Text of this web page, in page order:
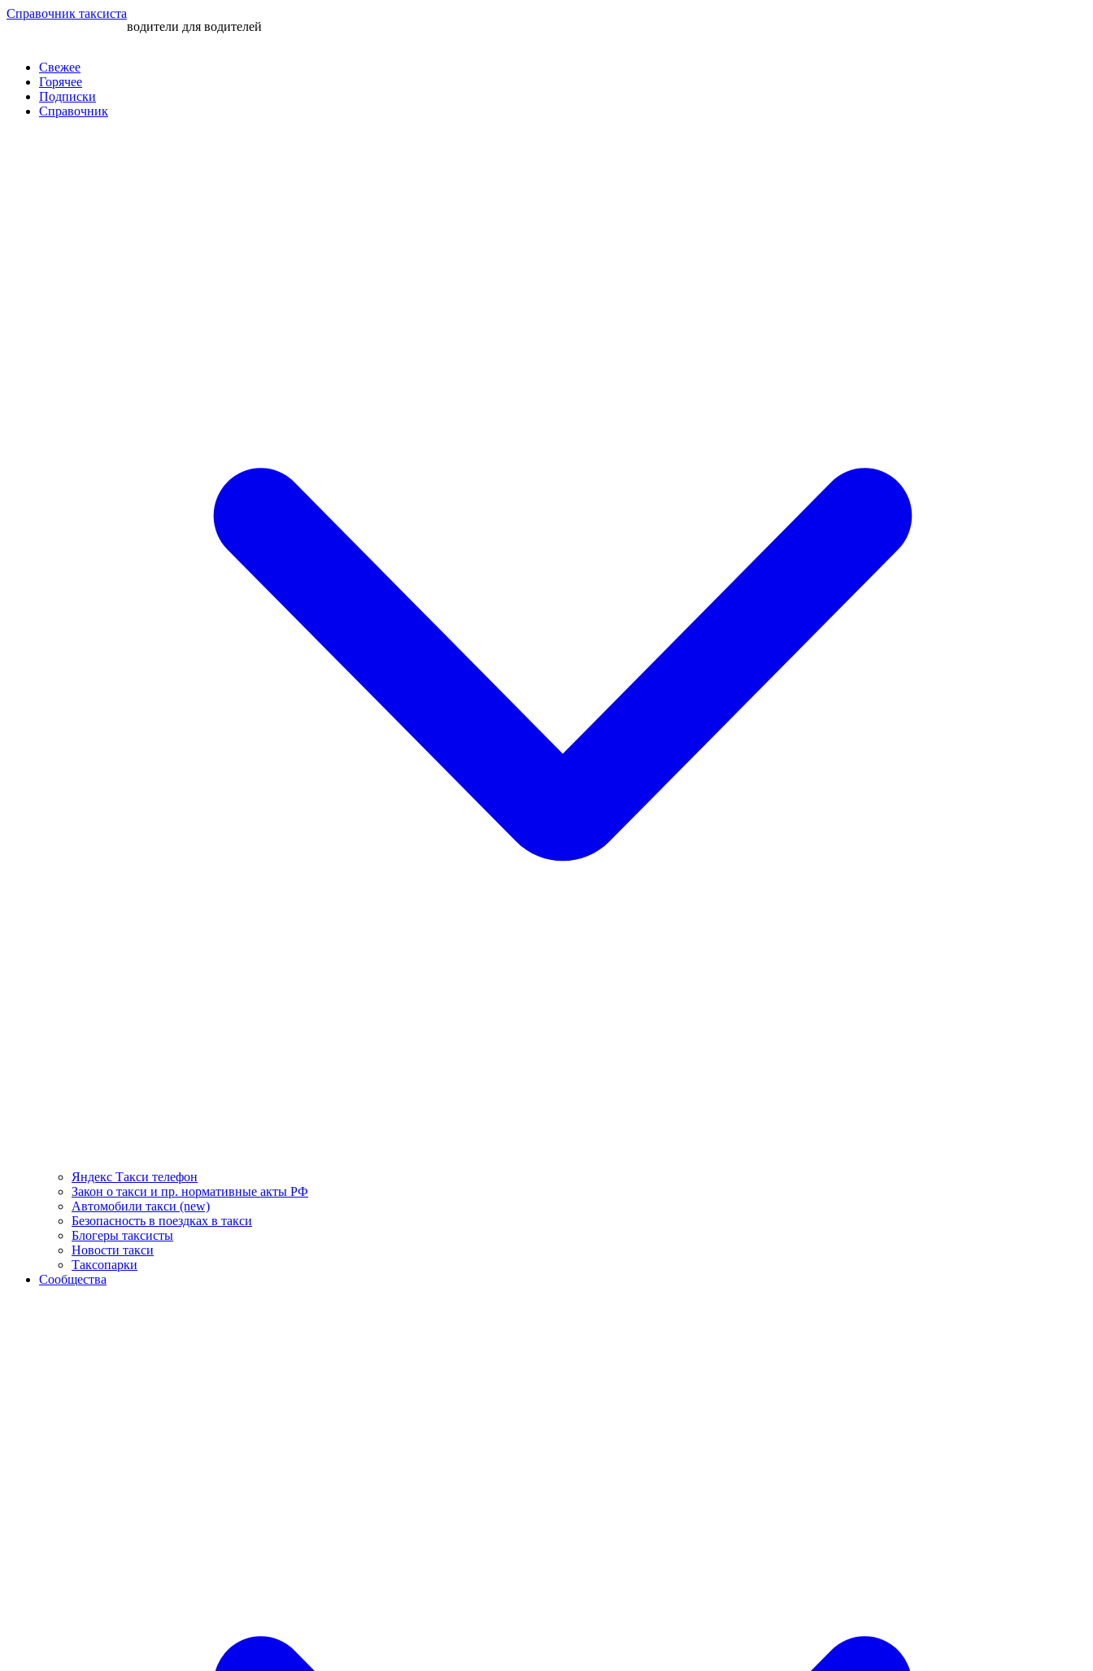
Перейти
Справочник таксиста
водители для водителей
Свежее
Горячее
Подписки
Справочник
Яндекс Такси телефон
Закон о такси и пр. нормативные акты РФ
Автомобили такси (new)
Безопасность в поездках в такси
Блогеры таксисты
Новости такси
Таксопарки
Сообщества